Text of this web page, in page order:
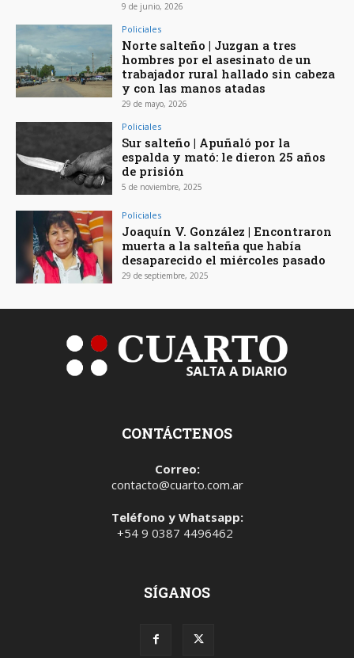
9 de junio, 2026
Policiales
Norte salteño | Juzgan a tres
hombres por el asesinato de un
trabajador rural hallado sin cabeza
y con las manos atadas
29 de mayo, 2026
Policiales
Sur salteño | Apuñaló por la
espalda y mató: le dieron 25 años
de prisión
5 de noviembre, 2025
Policiales
Joaquín V. González | Encontraron
muerta a la salteña que había
desaparecido el miércoles pasado
29 de septiembre, 2025
CONTÁCTENOS
Correo:
contacto@cuarto.com.ar
Teléfono y Whatsapp:
+54 9 0387 4496462
SÍGANOS